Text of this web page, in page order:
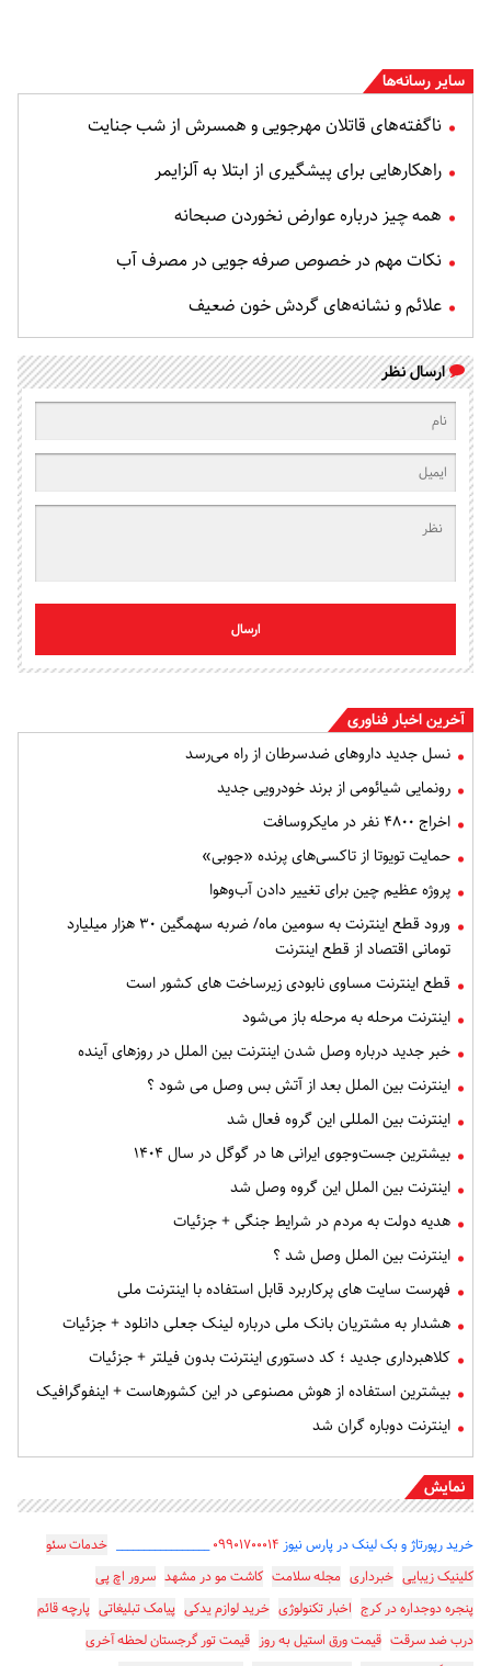
سایر رسانه‌ها
ناگفته‌های قاتلان مهرجویی و همسرش از شب جنایت
راهکارهایی برای پیشگیری از ابتلا به آلزایمر
همه چیز درباره عوارض نخوردن صبحانه
نکات مهم در خصوص صرفه جویی در مصرف آب
علائم و نشانه‌های گردش خون ضعیف
ارسال نظر
ارسال
آخرین اخبار فناوری
نسل جدید داروهای ضدسرطان از راه می‌رسد
رونمایی شیائومی از برند خودرویی جدید
اخراج ۴۸۰۰ نفر در مایکروسافت
حمایت تویوتا از تاکسی‌های پرنده «جوبی»
پروژه عظیم چین برای تغییر دادن آب‌وهوا
ورود قطع اینترنت به سومین ماه/ ضربه سهمگین ۳۰ هزار میلیارد
تومانی اقتصاد از قطع اینترنت
قطع اینترنت مساوی نابودی زیرساخت های کشور است
اینترنت مرحله به مرحله باز می‌شود
خبر جدید درباره وصل شدن اینترنت بین الملل در روزهای آینده
اینترنت بین الملل بعد از آتش بس وصل می شود ؟
اینترنت بین‌ المللی این گروه فعال شد
بیشترین جست‌وجوی ایرانی ها در گوگل در سال ۱۴۰۴
اینترنت بین‌ الملل این گروه وصل شد
هدیه دولت به مردم در شرایط جنگی + جزئیات
اینترنت بین‌ الملل وصل شد ؟
فهرست سایت‌ های پرکاربرد قابل استفاده با اینترنت ملی
هشدار به مشتریان بانک ملی درباره لینک جعلی دانلود + جزئیات
کلاهبرداری جدید ؛ کد دستوری اینترنت بدون فیلتر + جزئیات
بیشترین استفاده از هوش مصنوعی در این کشورهاست + اینفوگرافیک
اینترنت دوباره گران شد
نمایش
خرید رپورتاژ و بک لینک در پارس نیوز ۰۹۹۰۱۷۰۰۰۱۴_________________ خدمات سئو
کلینیک زیبایی خبرداری مجله سلامت کاشت مو در مشهد سرور اچ پی
پنجره دوجداره در کرج اخبار تکنولوژی خرید لوازم یدکی پیامک تبلیغاتی پارچه قائم
درب ضد سرقت قیمت ورق استیل به روز قیمت تور گرجستان لحظه آخری